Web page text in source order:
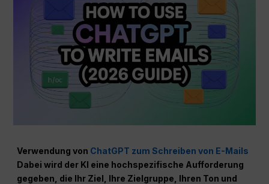
Verwendung von ChatGPT zum Schreiben von E-Mails
Dabei wird der KI eine hochspezifische Aufforderung
gegeben, die Ihr Ziel, Ihre Zielgruppe, Ihren Ton und